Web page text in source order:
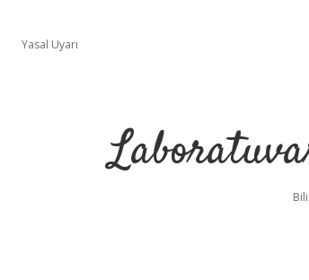
Yasal Uyarı